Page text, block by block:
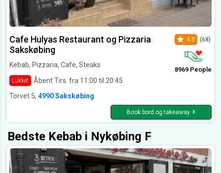
Cafe Hulyas Restaurant og Pizzaria
Sakskøbing
Kebab, Pizzaria, Cafe, Steaks
Lukket Åbent Tirs. fra 11:00 til 20:45
4.8 (68)
8969 People
Torvet 5, 4990 Sakskøbing
Book bord og takeaway
Bedste Kebab i Nykøbing F